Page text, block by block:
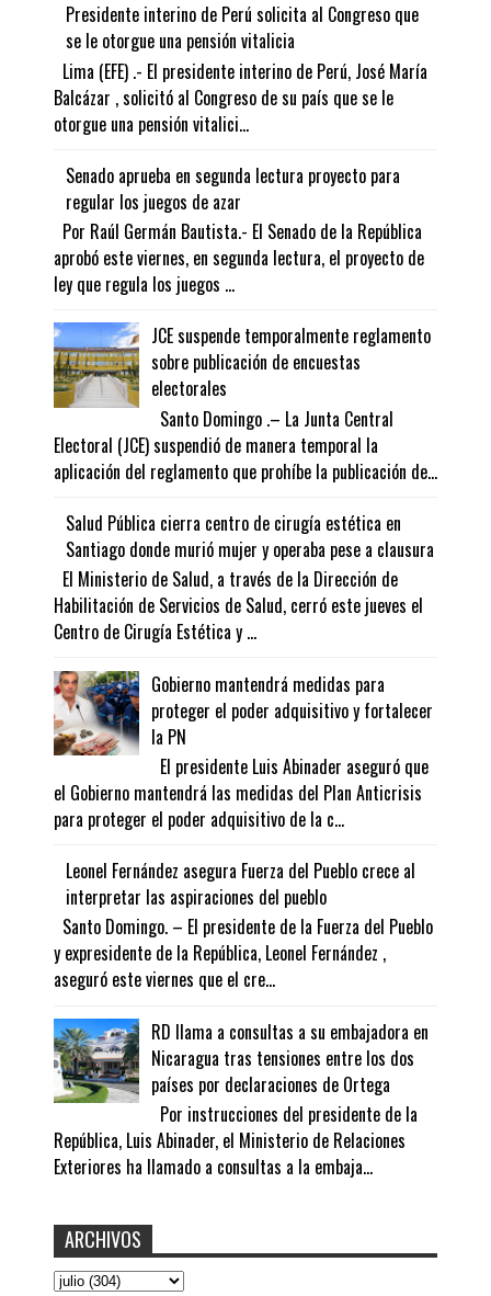
Presidente interino de Perú solicita al Congreso que
se le otorgue una pensión vitalicia
Lima (EFE) .- El presidente interino de Perú, José María
Balcázar , solicitó al Congreso de su país que se le
otorgue una pensión vitalici...
Senado aprueba en segunda lectura proyecto para
regular los juegos de azar
Por Raúl Germán Bautista.- El Senado de la República
aprobó este viernes, en segunda lectura, el proyecto de
ley que regula los juegos ...
JCE suspende temporalmente reglamento
sobre publicación de encuestas
electorales
Santo Domingo .– La Junta Central
Electoral (JCE) suspendió de manera temporal la
aplicación del reglamento que prohíbe la publicación de...
Salud Pública cierra centro de cirugía estética en
Santiago donde murió mujer y operaba pese a clausura
El Ministerio de Salud, a través de la Dirección de
Habilitación de Servicios de Salud, cerró este jueves el
Centro de Cirugía Estética y ...
Gobierno mantendrá medidas para
proteger el poder adquisitivo y fortalecer
la PN
El presidente Luis Abinader aseguró que
el Gobierno mantendrá las medidas del Plan Anticrisis
para proteger el poder adquisitivo de la c...
Leonel Fernández asegura Fuerza del Pueblo crece al
interpretar las aspiraciones del pueblo
Santo Domingo. – El presidente de la Fuerza del Pueblo
y expresidente de la República, Leonel Fernández ,
aseguró este viernes que el cre...
RD llama a consultas a su embajadora en
Nicaragua tras tensiones entre los dos
países por declaraciones de Ortega
Por instrucciones del presidente de la
República, Luis Abinader, el Ministerio de Relaciones
Exteriores ha llamado a consultas a la embaja...
ARCHIVOS